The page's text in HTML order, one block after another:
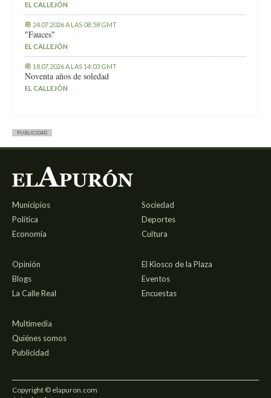
EL CALLEJÓN
24.07.2026 A LAS 08:58 GMT
"Fauces"
EL CALLEJÓN
18.07.2026 A LAS 14:03 GMT
Noventa años de soledad
EL CALLEJÓN
PUBLICIDAD
Municipios
Política
Economía
Sociedad
Deportes
Cultura
Opinión
Blogs
La Calle Real
El Kiosco de la Plaza
Eventos
Encuestas
Multimedia
Quiénes somos
Publicidad
Copyright © elapuron.com